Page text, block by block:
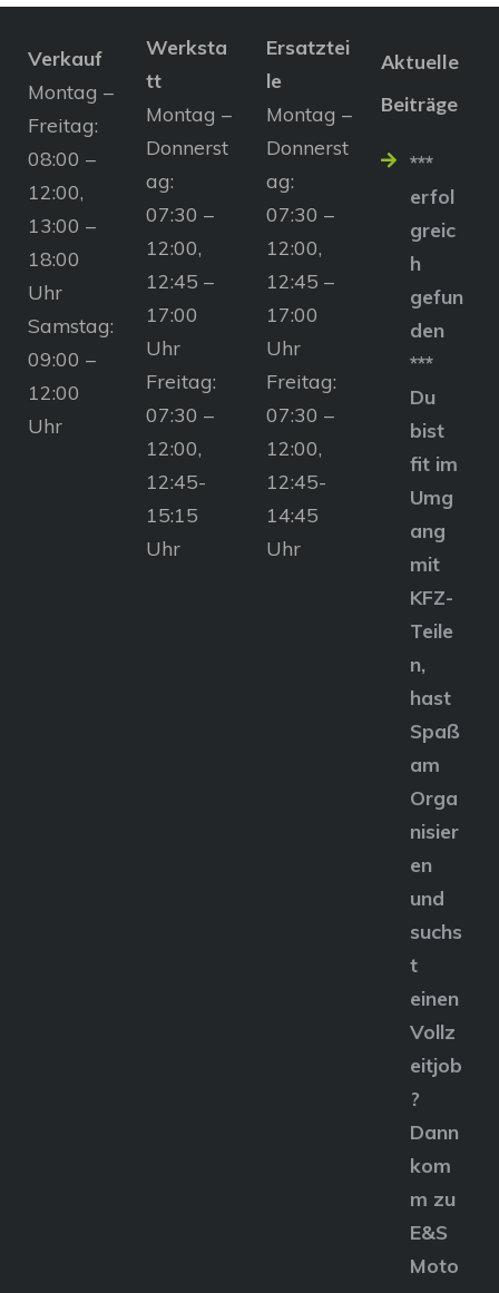
Verkauf
Montag –
Freitag:
08:00 –
12:00,
13:00 –
18:00
Uhr
Samstag:
09:00 –
12:00
Uhr
Werksta
tt
Montag –
Donnerst
ag:
07:30 –
12:00,
12:45 –
17:00
Uhr
Freitag:
07:30 –
12:00,
12:45-
15:15
Uhr
Ersatztei
le
Montag –
Donnerst
ag:
07:30 –
12:00,
12:45 –
17:00
Uhr
Freitag:
07:30 –
12:00,
12:45-
14:45
Uhr
Aktuelle
Beiträge
***
erfol
greic
h
gefun
den
***
Du
bist
fit im
Umg
ang
mit
KFZ-
Teile
n,
hast
Spaß
am
Orga
nisier
en
und
suchs
t
einen
Vollz
eitjob
?
Dann
kom
m zu
E&S
Moto